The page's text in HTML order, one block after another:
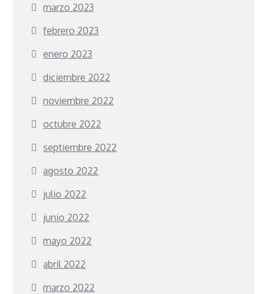
marzo 2023
febrero 2023
enero 2023
diciembre 2022
noviembre 2022
octubre 2022
septiembre 2022
agosto 2022
julio 2022
junio 2022
mayo 2022
abril 2022
marzo 2022